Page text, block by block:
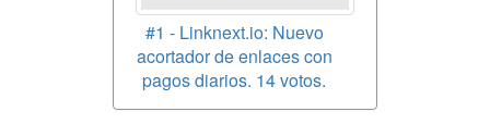
#1 - Linknext.io: Nuevo
acortador de enlaces con
pagos diarios. 14 votos.